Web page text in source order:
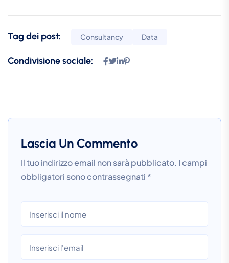
Tag dei post: Consultancy Data
Condivisione sociale:
Lascia Un Commento
Il tuo indirizzo email non sarà pubblicato. I campi
obbligatori sono contrassegnati *